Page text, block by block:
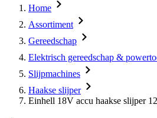
Home
Assortiment
Gereedschap
Elektrisch gereedschap &
Slijpmachines
Haakse slijper
Einhell 18V accu haakse slijper